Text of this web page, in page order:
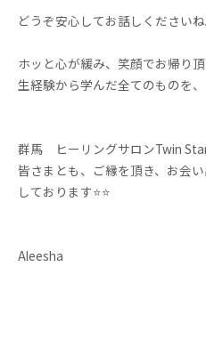
どうぞ安心してお話しくださいね
ホッと心が緩み、笑顔でお帰り
生経験から学んだ全てのものを、
群馬 ヒーリングサロンTwin
皆さまとも、ご縁を頂き、お会
しております⭐️⭐️
Aleesha